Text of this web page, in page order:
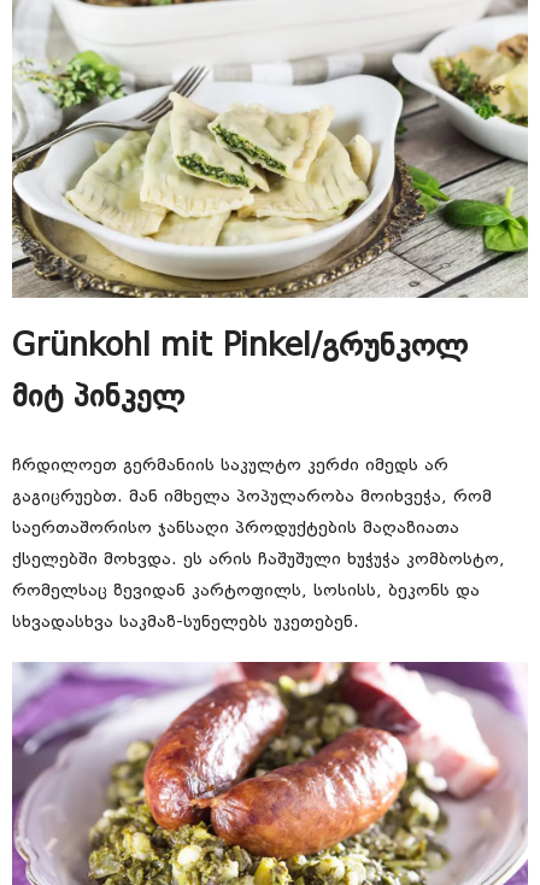
Grünkohl mit Pinkel/გრუნკოლ
მიტ პინკელ
ჩრდილოეთ გერმანიის საკულტო კერძი იმედს არ
გაგიცრუებთ. მან იმხელა პოპულარობა მოიხვეჭა, რომ
საერთაშორისო ჯანსაღი პროდუქტების მაღაზიათა
ქსელებში მოხვდა. ეს არის ჩაშუშული ხუჭუჭა კომბოსტო,
რომელსაც ზევიდან კარტოფილს, სოსისს, ბეკონს და
სხვადასხვა საკმაზ-სუნელებს უკეთებენ.